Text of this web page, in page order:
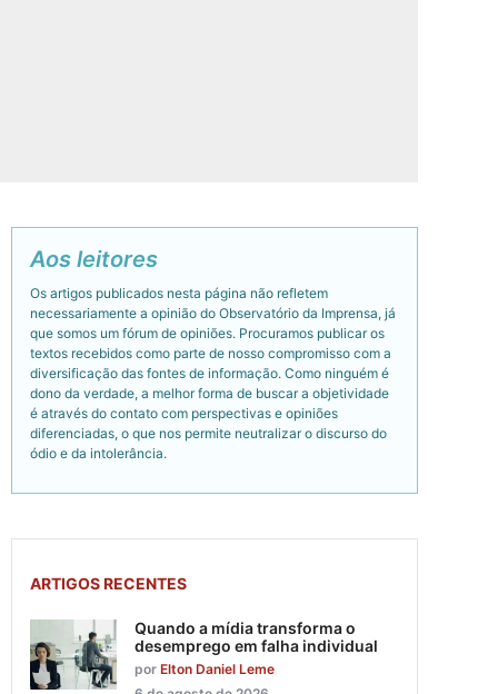
Aos leitores
Os artigos publicados nesta página não refletem
necessariamente a opinião do Observatório da Imprensa, já
que somos um fórum de opiniões. Procuramos publicar os
textos recebidos como parte de nosso compromisso com a
diversificação das fontes de informação. Como ninguém é
dono da verdade, a melhor forma de buscar a objetividade
é através do contato com perspectivas e opiniões
diferenciadas, o que nos permite neutralizar o discurso do
ódio e da intolerância.
ARTIGOS RECENTES
Quando a mídia transforma o
desemprego em falha individual
por Elton Daniel Leme